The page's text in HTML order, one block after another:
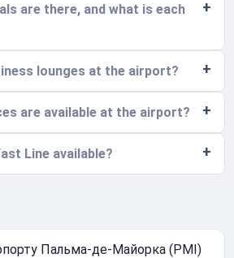
are there, and what is each
lounges at the airport?
are available at the airport?
Line available?
Пальма-де-Майорка (PMI)